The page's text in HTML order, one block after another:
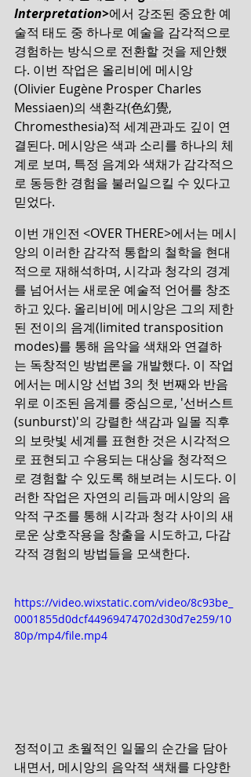
Interpretation>에서 강조된 중요한 예
술적 태도 중 하나로 예술을 감각적으로
경험하는 방식으로 전환할 것을 제안했
다. 이번 작업은 올리비에 메시앙
(Olivier Eugène Prosper Charles
Messiaen)의 색환각(色幻覺,
Chromesthesia)적 세계관과도 깊이 연
결된다. 메시앙은 색과 소리를 하나의 체
계로 보며, 특정 음계와 색채가 감각적으
로 동등한 경험을 불러일으킬 수 있다고
믿었다.
이번 개인전 <OVER THERE>에서는 메시
앙의 이러한 감각적 통합의 철학을 현대
적으로 재해석하며, 시각과 청각의 경계
를 넘어서는 새로운 예술적 언어를 창조
하고 있다. 올리비에 메시앙은 그의 제한
된 전이의 음계(limited transposition
modes)를 통해 음악을 색채와 연결하
는 독창적인 방법론을 개발했다. 이 작업
에서는 메시앙 선법 3의 첫 번째와 반음
위로 이조된 음계를 중심으로, '선버스트
(sunburst)'의 강렬한 색감과 일몰 직후
의 보랏빛 세계를 표현한 것은 시각적으
로 표현되고 수용되는 대상을 청각적으
로 경험할 수 있도록 해보려는 시도다. 이
러한 작업은 자연의 리듬과 메시앙의 음
악적 구조를 통해 시각과 청각 사이의 새
로운 상호작용을 창출을 시도하고, 다감
각적 경험의 방법들을 모색한다.
https://video.wixstatic.com/video/8c93be_
0001855d0dcf44969474702d30d7e259/10
80p/mp4/file.mp4
정적이고 초월적인 일몰의 순간을 담아
내면서, 메시앙의 음악적 색채를 다양한